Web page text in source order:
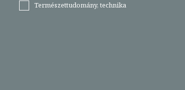
Természettudomány, technika